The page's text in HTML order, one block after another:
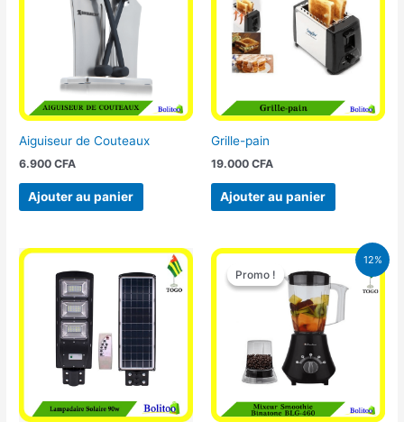
Aiguiseur de Couteaux
6.900CFA
Ajouter au panier
Grille-pain
19.000 CFA
Ajouter au panier
12%
Promo !
Promo !
Le
prix
initial
était :
25.000 CFA.
Le
prix
actuel
est :